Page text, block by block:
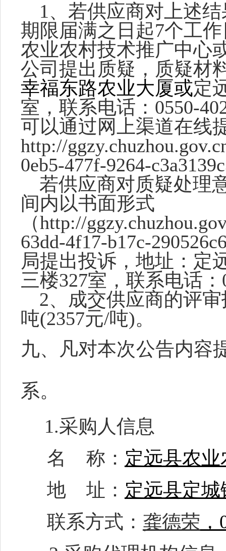
1、若供应商对上述
期限届满之日起7个工
农业农村技术推广中心
公司 提出质疑，质疑材
幸福东路农业大厦或定
室 ，联系电话： 0550-
可以通过网上渠道在线
http://
0eb5-477f-9264-
若供应商对质疑处理
间内以书面形式
（http://
63dd-4f17-b17c-
局提出投诉，地址：定
三楼327室，联系电话：
2、 成交供应商的评
吨(2357元/吨)。
九、凡对本次公告内容
系。
1.采购人信息
名
称： 定远县农
地
址： 定远县定
联系方式： 龚德荣 ，